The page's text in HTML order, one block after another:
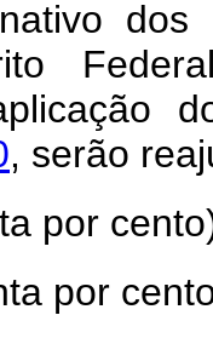
dos
, serão
por
por